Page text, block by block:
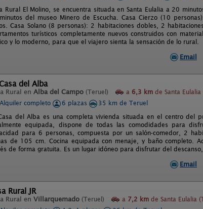
Rural El Molino, se encuentra situada en Santa Eulalia a 20
del museo Minero de Escucha. Casa Cierzo (10
Casa Solano (8 personas): 2 habitaciones dobles, 2
turísticos completamente nuevos construidos con
y lo moderno, para que el viajero sienta la sensación de lo rural.
Email
del Alba
Rural en Alba del Campo (Teruel) a 6,3 km de Santa Eulalia
Alquiler completo
6 plazas
35 km de Teruel
del Alba es una completa vivienda situada en el centro del
equipada, dispone de todas las comodidades para
para 6 personas, compuesta por un salón-comedor, 2
de 105 cm. Cocina equipada con menaje, y baño completo.
de forma gratuita. Es un lugar idóneo para disfrutar del
Email
Rural JR
Rural en Villarquemado (Teruel) a 7,2 km de Santa Eulalia